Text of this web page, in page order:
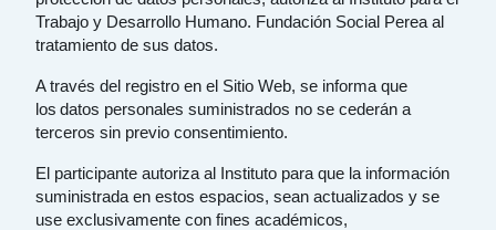
Trabajo y Desarrollo Humano. Fundación Social Perea al
tratamiento de sus datos.
A través del registro en el Sitio Web, se informa que
los datos personales suministrados no se cederán a
terceros sin previo consentimiento.
El participante autoriza al Instituto para que la información
suministrada en estos espacios, sean actualizados y se
use exclusivamente con fines académicos,